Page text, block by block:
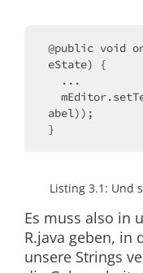
@public void
eState) {
  ...
abel));
}
Listing 3.1: Und
Es muss also in
R.java geben, in
unsere Strings